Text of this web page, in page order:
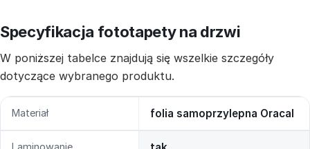
Specyfikacja fototapety na drzwi
W poniższej tabelce znajdują się wszelkie szczegóły
dotyczące wybranego produktu.
Materiał folia samoprzylepna Oracal
Laminowanie